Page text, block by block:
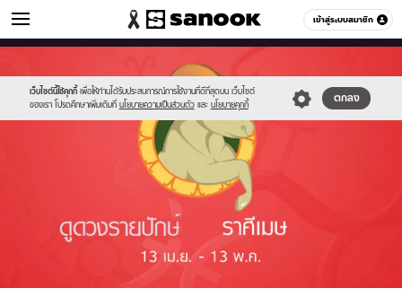
เข้าสู่ระบบสมาชิก
ดูดวง หมวดอื่นๆ
เว็บไซต์นี้ใช้คุกกี้ เพื่อให้ท่านได้รับประสบการณ์การใช้งานที่ดีที่สุดบน เว็บไซต์
ของเรา โปรดศึกษาเพิ่มเติมที่ นโยบายความเป็นส่วนตัว และ นโยบายคุกกี้
ตกลง
new-
sanook.png